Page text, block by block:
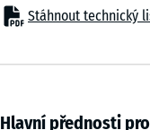
kouře. Označení s1
Jak se dosahuje Cfl-s1
ELT granulátu a PU
proto nutné uvést již při
Stáhnout technický
DZ
cm
Hlavní přednosti